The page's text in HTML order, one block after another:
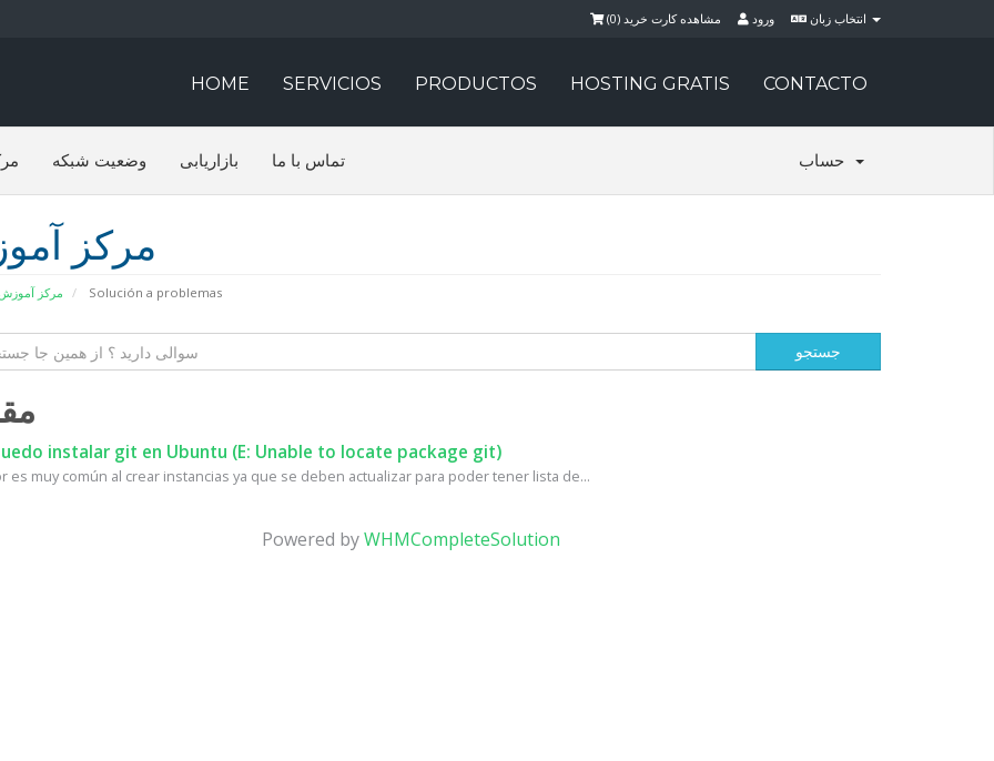
ورود مشاهده کارت خرید (0
)
HOME SERVICIOS PRODUCTOS HOSTING GRATIS CONTACTO
وضعیت شبکه بازاریابی تماس با ما
مرکز
مرکز Solución a problemas
instalar git en Ubuntu (E: Unable to locate package git)
es muy común al crear instancias ya que se deben actualizar para poder tener lista de...
Powered byWHMCompleteSolution